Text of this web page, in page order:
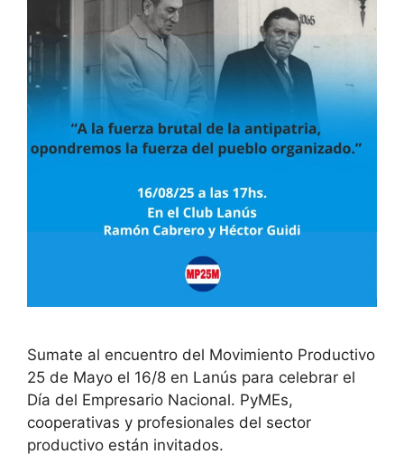
Sumate al encuentro del Movimiento Productivo
25 de Mayo el 16/8 en Lanús para celebrar el
Día del Empresario Nacional. PyMEs,
cooperativas y profesionales del sector
productivo están invitados.